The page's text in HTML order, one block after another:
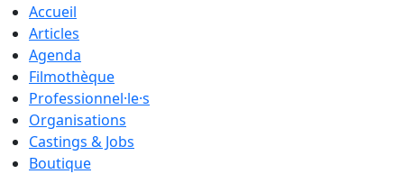
Accueil
Articles
Agenda
Filmothèque
Professionnel·le·s
Organisations
Castings & Jobs
Boutique